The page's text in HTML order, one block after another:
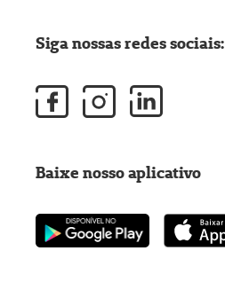
Siga nossas redes sociais:
Baixe nosso aplicativo